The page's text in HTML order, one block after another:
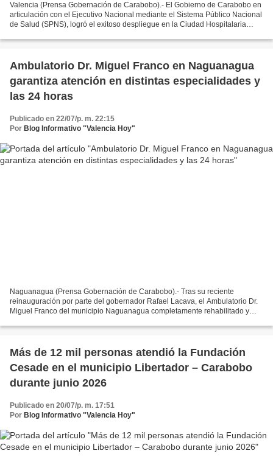
Valencia (Prensa Gobernación de Carabobo).- El Gobierno de Carabobo en
articulación con el Ejecutivo Nacional mediante el Sistema Público Nacional
de Salud (SPNS), logró el exitoso despliegue en la Ciudad Hospitalaria
Ambulatorio Dr. Miguel Franco en Naguanagua
garantiza atención en distintas especialidades y
las 24 horas
Publicado en 22/07/p. m. 22:15
Por Blog Informativo "Valencia Hoy"
Naguanagua (Prensa Gobernación de Carabobo).- Tras su reciente
reinauguración por parte del gobernador Rafael Lacava, el Ambulatorio Dr.
Miguel Franco del municipio Naguanagua completamente rehabilitado y
Más de 12 mil personas atendió la Fundación
Cesade en el municipio Libertador – Carabobo
durante junio 2026
Publicado en 20/07/p. m. 17:51
Por Blog Informativo "Valencia Hoy"